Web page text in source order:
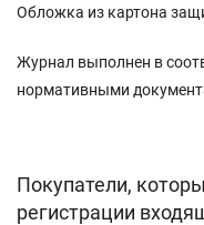
Обложка из картона
Журнал выполнен в
нормативными
Покупатели,
регистрации